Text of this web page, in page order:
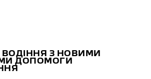
ВОДІННЯ З НОВИМИ
ДОПОМОГИ